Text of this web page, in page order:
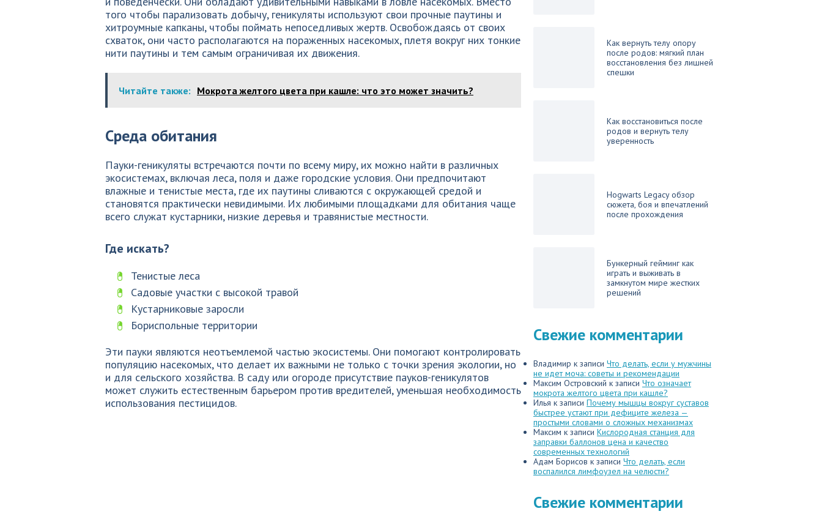
того чтобы парализовать добычу, геникуляты используют свои прочные паутины и
хитроумные капканы, чтобы поймать непоседливых жертв. Освобождаясь от своих
схваток, они часто располагаются на пораженных насекомых, плетя вокруг них тонкие
нити паутины и тем самым ограничивая их движения.
Читайте также: Мокрота желтого цвета при кашле: что это может значить?
Среда обитания
Пауки-геникуляты встречаются почти по всему миру, их можно найти в различных
экосистемах, включая леса, поля и даже городские условия. Они предпочитают
влажные и тенистые места, где их паутины сливаются с окружающей средой и
становятся практически невидимыми. Их любимыми площадками для обитания чаще
всего служат кустарники, низкие деревья и травянистые местности.
Где искать?
Тенистые леса
Садовые участки с высокой травой
Кустарниковые заросли
Бориспольные территории
Эти пауки являются неотъемлемой частью экосистемы. Они помогают контролировать
популяцию насекомых, что делает их важными не только с точки зрения экологии, но
и для сельского хозяйства. В саду или огороде присутствие пауков-геникулятов
может служить естественным барьером против вредителей, уменьшая необходимость
использования пестицидов.
Как вернуть телу опору
после родов: мягкий план
восстановления без лишней
спешки
Как восстановиться после
родов и вернуть телу
уверенность
Hogwarts Legacy обзор
сюжета, боя и впечатлений
после прохождения
Бункерный гейминг как
играть и выживать в
замкнутом мире жестких
решений
Свежие комментарии
Владимир к записи Что делать, если у мужчины
не идет моча: советы и рекомендации
Максим Островский к записи Что означает
мокрота желтого цвета при кашле?
Илья к записи Почему мышцы вокруг суставов
быстрее устают при дефиците железа —
простыми словами о сложных механизмах
Максим к записи Кислородная станция для
заправки баллонов цена и качество
современных технологий
Адам Борисов к записи Что делать, если
воспалился лимфоузел на челюсти?
Свежие комментарии